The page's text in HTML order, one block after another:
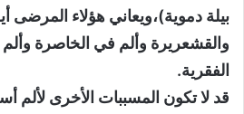
بيلة دموية)،ويعاني هؤلاء المرضى
والقشعريرة وألم في الخاصرة وألم
الفقرية.
قد لا تكون المسببات الأخرى لألم